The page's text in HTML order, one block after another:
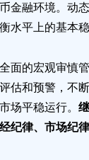
金融环境。动
水平上的基本稳
面的宏观审慎
估和预警，不
场平稳运行。
纪律、市场纪